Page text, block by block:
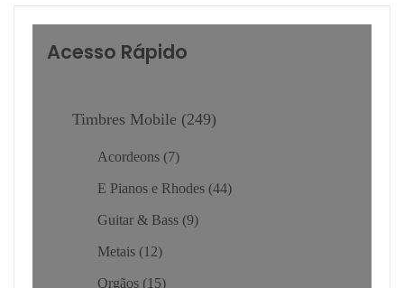
Acesso Rápido
Timbres Mobile 249
Acordeons 7
E Pianos e Rhodes 44
Guitar & Bass 9
Metais 12
Orgãos 15